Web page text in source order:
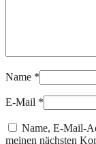
Name *
E-Mail *
Name, E-Mail-
meinen nächsten